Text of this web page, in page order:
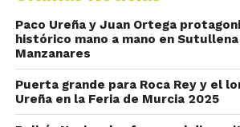
Paco Ureña y Juan Ortega
histórico mano a mano en
Manzanares
Puerta grande para Roca Rey y el
Ureña en la Feria de Murcia 2025